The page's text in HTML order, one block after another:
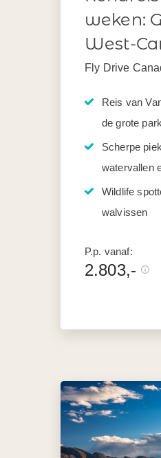
weken:
West-
Fly Drive
Reis van
de grote
Scherpe
watervallen
Wildlife
walvissen
P.p. vanaf:
2.803,-